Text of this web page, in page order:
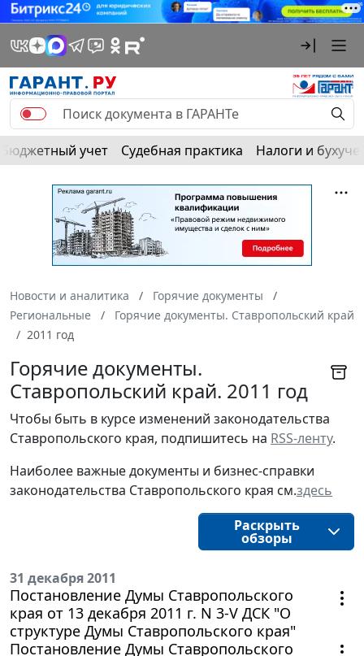
Бюджетный учет Судебная практика Налоги и
Новости и аналитика
Горячие документы
Региональные
Горячие документы. Ставропольский край
2011 год
Горячие документы.
Ставропольский край. 2011 год
Чтобы быть в курсе изменений законодательства
Ставропольского края, подпишитесь на RSS-ленту.
Наиболее важные документы и бизнес-справки
законодательства Ставропольского края см.здесь
Раскрыть
обзоры
31 декабря 2011
Постановление Думы Ставропольского
края от 13 декабря 2011 г. N 3-V ДСК "О
структуре Думы Ставропольского края"
Постановление Думы Ставропольского